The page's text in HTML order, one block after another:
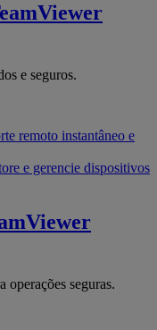
e seguros.
remoto instantâneo e
e gerencie dispositivos
operações seguras.